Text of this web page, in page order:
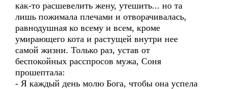
как-то расшевелить жену, утешить... но та
лишь пожимала плечами и отворачивалась,
равнодушная ко всему и всем, кроме
умирающего кота и растущей внутри нее
самой жизни. Только раз, устав от
беспокойных расспросов мужа, Соня
прошептала:
- Я каждый день молю Бога, чтобы она успела